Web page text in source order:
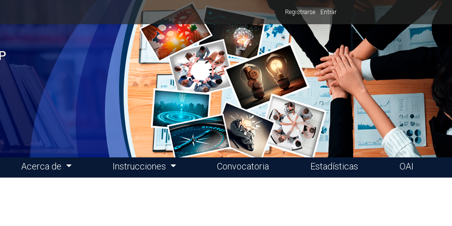
Registrarse Entrar
Acerca de Instrucciones Convocatoria Estadísticas OAI